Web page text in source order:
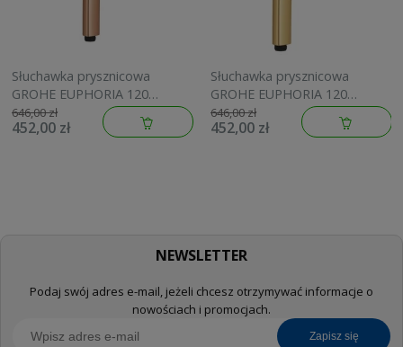
Słuchawka prysznicowa
GROHE EUPHORIA 120
brushed warm sunset
134883DL00
646,00 zł
452,00 zł
Słuchawka prysznicowa
GROHE EUPHORIA 120
brushed cool sunrise
134883GN00
646,00 zł
452,00 zł
NEWSLETTER
Podaj swój adres e-mail, jeżeli chcesz otrzymywać informacje o
nowościach i promocjach.
zapisz się